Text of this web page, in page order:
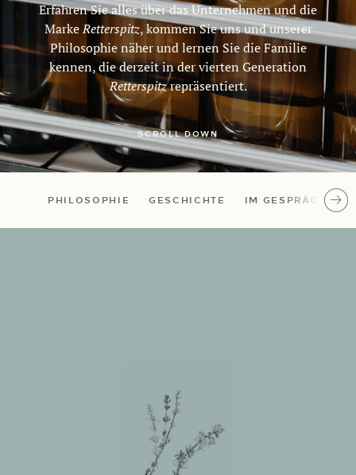
Erfahren Sie alles über das Unternehmen und die
MarkeRetterspitz, kommen Sie uns und unserer
Philosophie näher und lernen Sie die Familie
kennen, die derzeit in der vierten Generation
Retterspitzrepräsentiert.
PHILOSOPHIE GESCHICHTE IM GESPRÄCH